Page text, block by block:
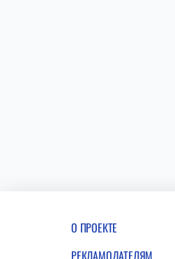
О ПРОЕКТЕ
РЕКЛАМОДАТЕЛЯМ